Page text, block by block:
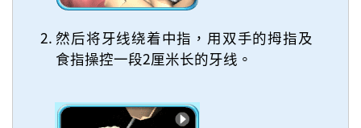
然后将牙线绕着中指，用双手的拇指及
食指操控一段2厘米长的牙线。